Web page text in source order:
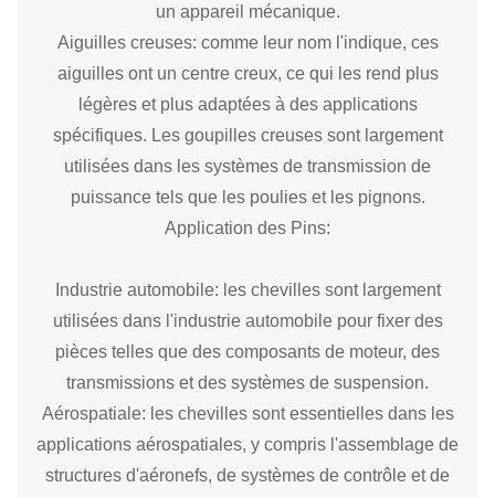
un appareil mécanique.
Aiguilles creuses: comme leur nom l'indique, ces
aiguilles ont un centre creux, ce qui les rend plus
légères et plus adaptées à des applications
spécifiques. Les goupilles creuses sont largement
utilisées dans les systèmes de transmission de
puissance tels que les poulies et les pignons.
Application des Pins:
Industrie automobile: les chevilles sont largement
utilisées dans l'industrie automobile pour fixer des
pièces telles que des composants de moteur, des
transmissions et des systèmes de suspension.
Aérospatiale: les chevilles sont essentielles dans les
applications aérospatiales, y compris l'assemblage de
structures d'aéronefs, de systèmes de contrôle et de